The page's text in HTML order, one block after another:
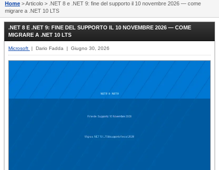
Home > Articolo > .NET 8 e .NET 9: fine del supporto il 10 novembre 2026 — come
migrare a .NET 10 LTS
.NET 8 E .NET 9: FINE DEL SUPPORTO IL 10 NOVEMBRE 2026 — COME
MIGRARE A .NET 10 LTS
Microsoft | Dario Fadda | Giugno 30, 2026